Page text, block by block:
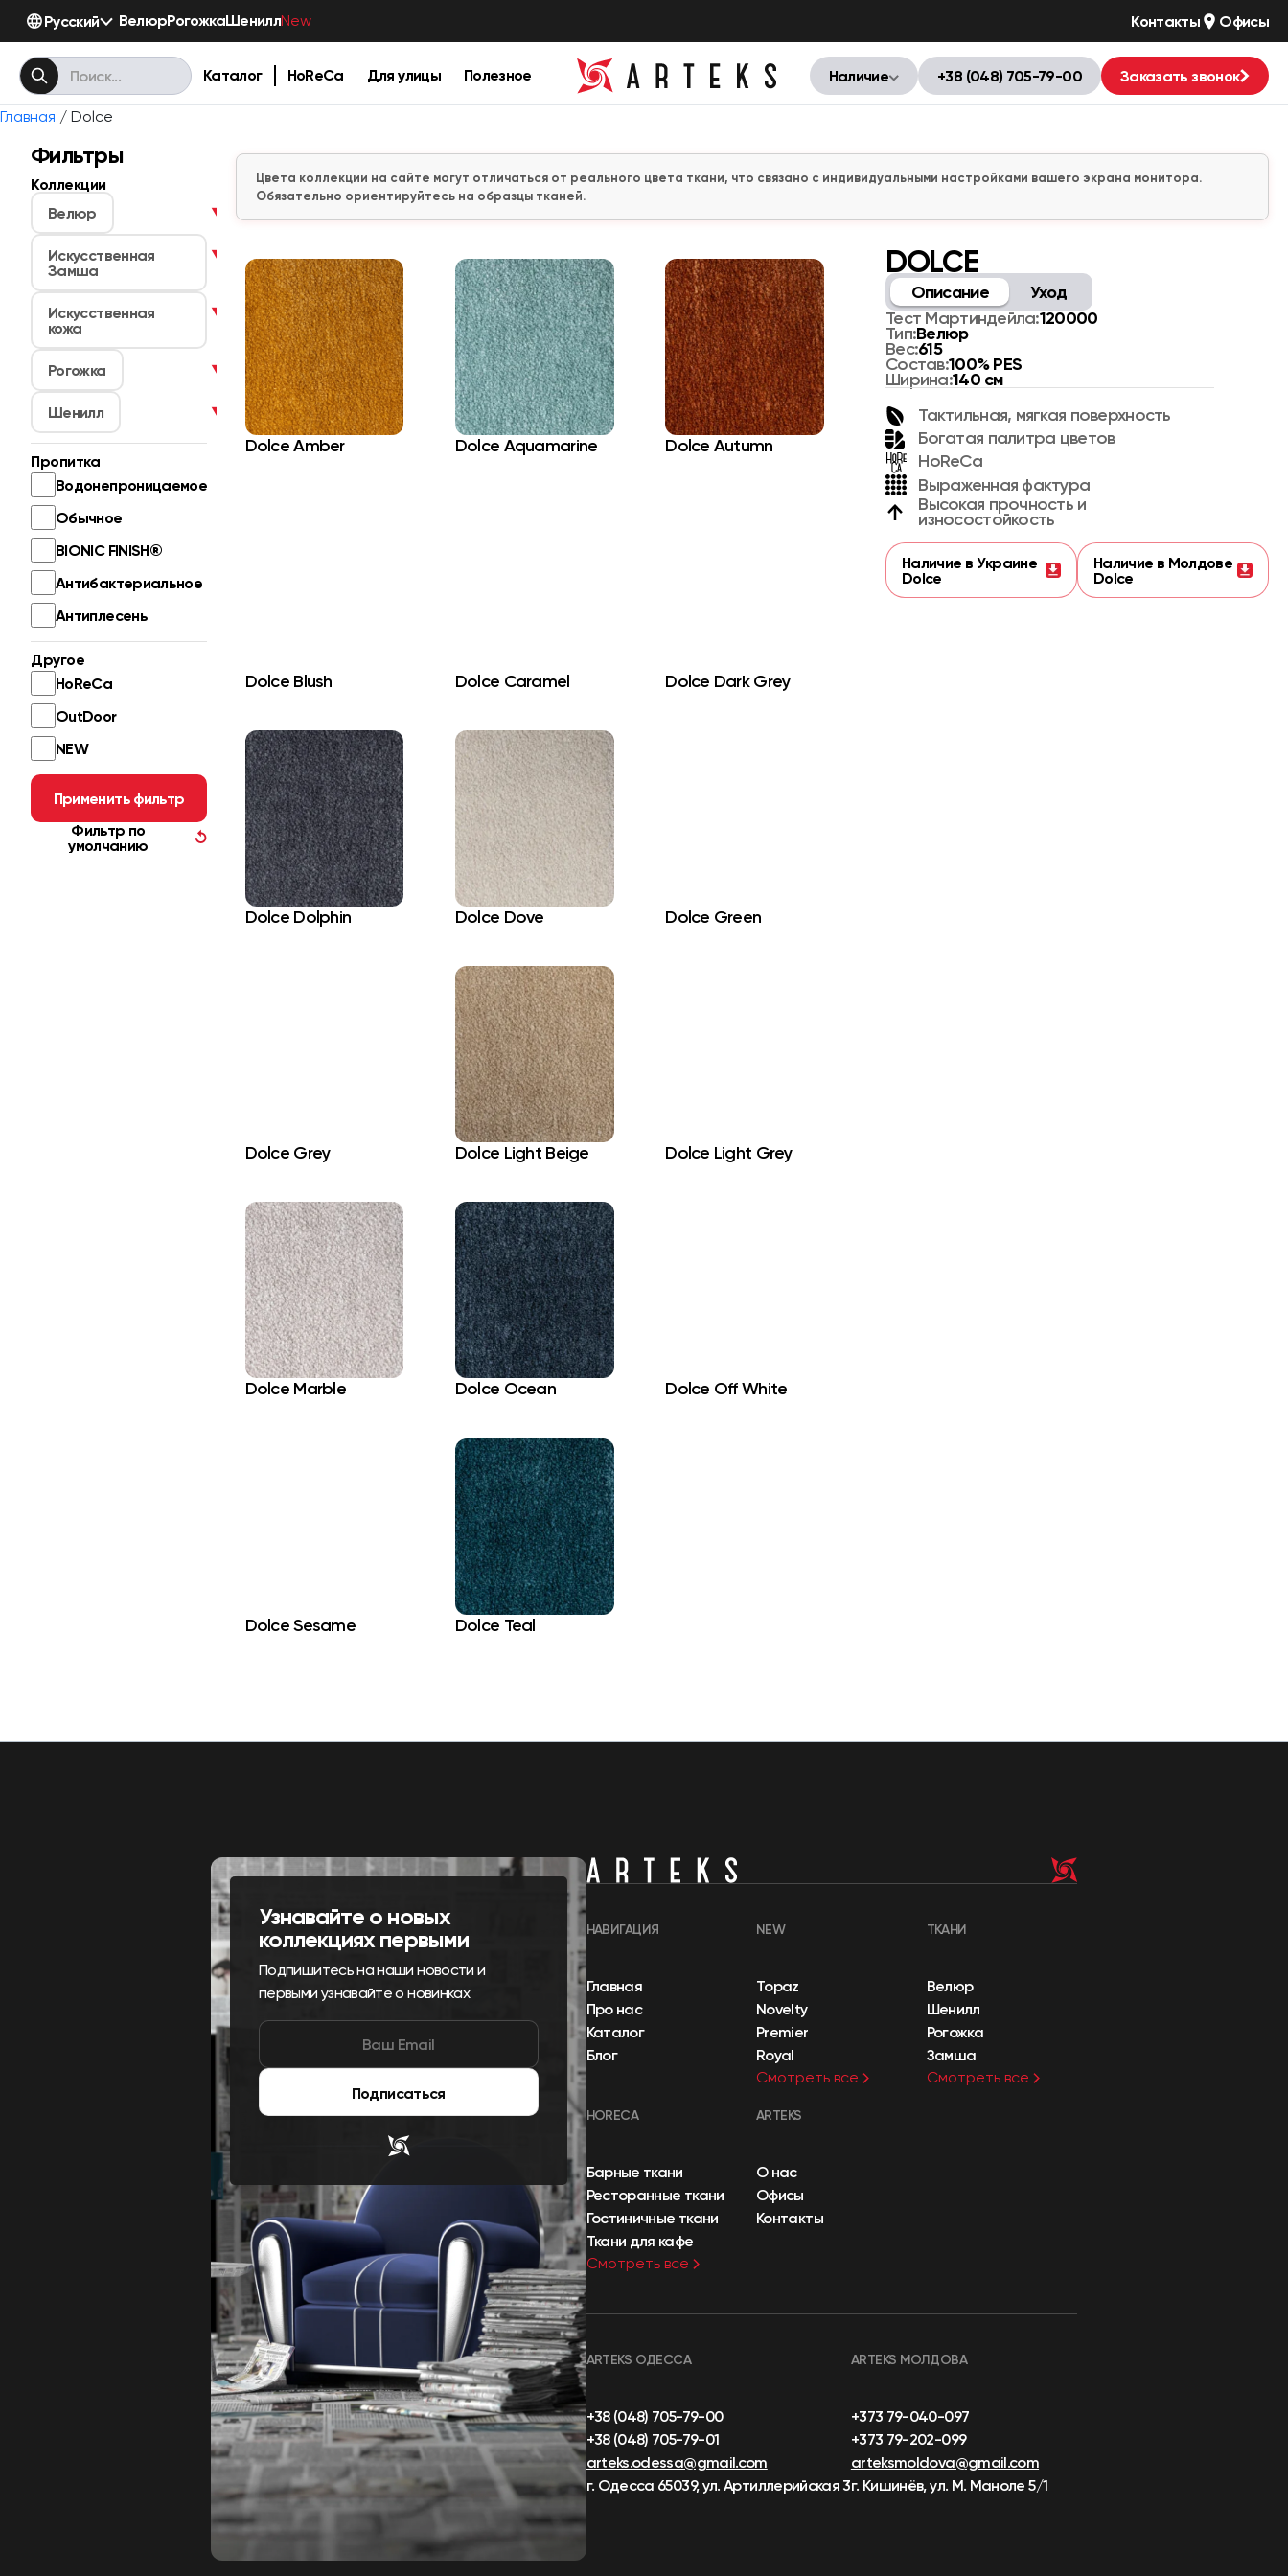
Русский ВелюрРогожкаШениллNew Контакты Офисы
Каталог HoReCa Для улицы Полезное Наличие +38 (048) 705-79-00 Заказать звонок
Главная / Dolce
Фильтры
Коллекции
Велюр
▼
Искусственная
Замша
▼
Искусственная
кожа
▼
Рогожка ▼
Шенилл ▼
Пропитка
Водонепроницаемое
Обычное
BIONIC FINISH®
Антибактериальное
Антиплесень
Другое
HoReCa
OutDoor
NEW
Применить фильтр
Фильтр по
умолчанию
↺
Цвета коллекции на сайте могут отличаться от реального цвета ткани, что связано с индивидуальными настройками вашего экрана монитора.
Обязательно ориентируйтесь на образцы тканей.
Dolce Amber Dolce Aquamarine Dolce Autumn
Dolce Blush Dolce Caramel Dolce Dark Grey
Dolce Dolphin Dolce Dove Dolce Green
Dolce Grey Dolce Light Beige Dolce Light Grey
Dolce Marble Dolce Ocean Dolce Off White
Dolce Sesame Dolce Teal
DOLCE
Описание Уход
Тест Мартиндейла:120000
Тип:Велюр
Вес:615
Состав:100% PES
Ширина:140 см
Тактильная, мягкая поверхность
Богатая палитра цветов
HoReCa
Выраженная фактура
Высокая прочность и
износостойкость
Наличие в Украине
Dolce
Наличие в Молдове
Dolce
Узнавайте о новых
коллекциях первыми
Подпишитесь на наши новости и
первыми узнавайте о новинках
Подписаться
НАВИГАЦИЯ
Главная
Про нас
Каталог
Блог
NEW
Topaz
Novelty
Premier
Royal
Смотреть все
ТКАНИ
Велюр
Шенилл
Рогожка
Замша
Смотреть все
HORECA
Барные ткани
Ресторанные ткани
Гостиничные ткани
Ткани для кафе
Смотреть все
ARTEKS
О нас
Офисы
Контакты
ARTEKS ОДЕССА
+38 (048) 705-79-00
+38 (048) 705-79-01
arteks.odessa@gmail.com
г. Одесса 65039, ул. Артиллерийская 3
ARTEKS МОЛДОВА
+373 79-040-097
+373 79-202-099
arteksmoldova@gmail.com
г. Кишинёв, ул. М. Маноле 5/1